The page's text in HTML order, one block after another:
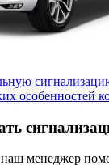
особенностей
менеджер